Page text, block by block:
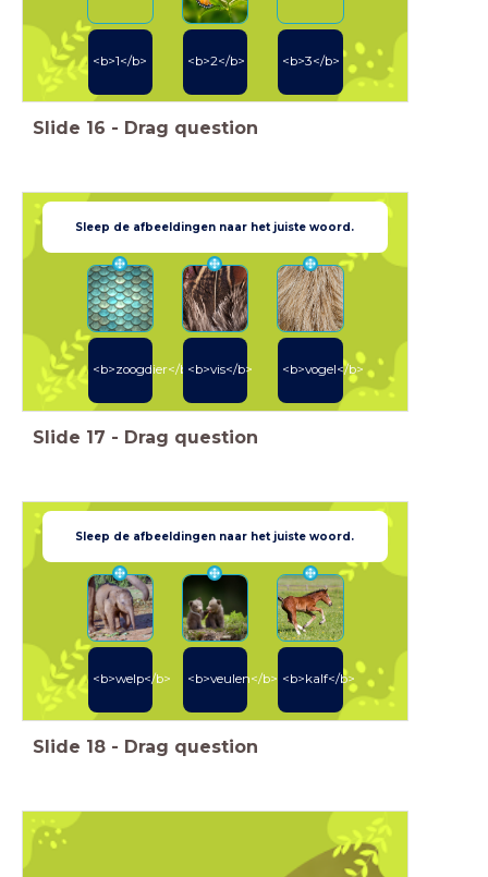
<b>1</b> <b>2</b> <b>3</b>
Slide 16 - Drag question
Sleep de afbeeldingen naar het juiste woord.
<b>zoogdier</b><b>vis</b> <b>vogel</b>
Slide 17 - Drag question
Sleep de afbeeldingen naar het juiste woord.
<b>welp</b> <b>veulen</b> <b>kalf</b>
Slide 18 - Drag question